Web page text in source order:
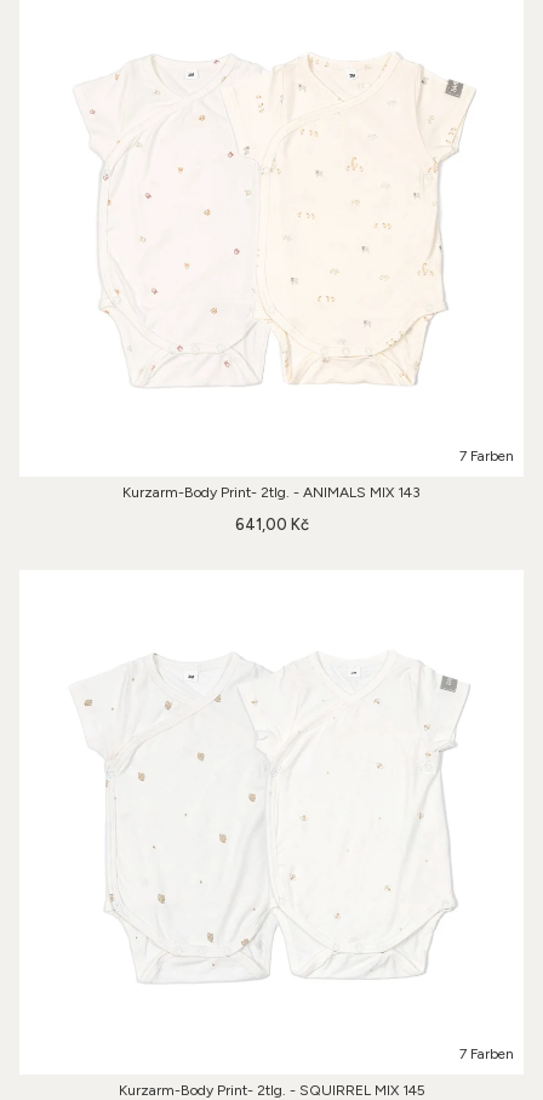
7 Farben
Kurzarm-Body Print- 2tlg. - ANIMALS MIX 143
641,00 Kč
7 Farben
Kurzarm-Body Print- 2tlg. - SQUIRREL MIX 145